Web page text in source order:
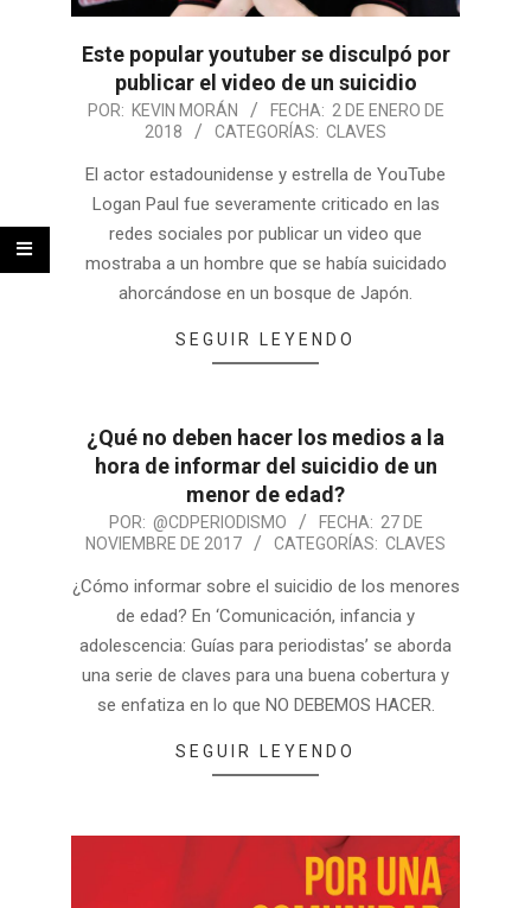
Este popular youtuber se disculpó por
publicar el video de un suicidio
POR: KEVIN MORÁN FECHA: 2 DE ENERO DE
2018
CATEGORÍAS: CLAVES
El actor estadounidense y estrella de YouTube
Logan Paul fue severamente criticado en las
redes sociales por publicar un video que
mostraba a un hombre que se había suicidado
ahorcándose en un bosque de Japón.
SEGUIR LEYENDO
¿Qué no deben hacer los medios a la
hora de informar del suicidio de un
menor de edad?
POR: @CDPERIODISMO FECHA: 27 DE
NOVIEMBRE DE 2017
CATEGORÍAS: CLAVES
¿Cómo informar sobre el suicidio de los menores
de edad? En ‘Comunicación, infancia y
adolescencia: Guías para periodistas’ se aborda
una serie de claves para una buena cobertura y
se enfatiza en lo que NO DEBEMOS HACER.
SEGUIR LEYENDO